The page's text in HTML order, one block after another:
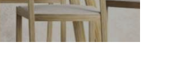
VENDRE